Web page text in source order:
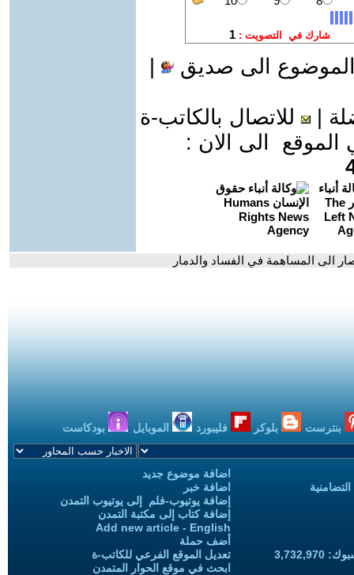
الى صديق
للاتصال بالكاتب-ة
الى الان :
الى المساهمة في الفساد والدمار
بنترست بلوكر فليبورد الموبايل بودكاست
اضافة موضوع جديد
اضافة خبر
إضافة يوتيوب-فلم إلى يوتيوب التمدن
إضافة كتاب إلى مكتبة التمدن
Add new article - English
أضف حملة
تعديل الموقع الفرعي للكاتب-ة
ابحث في موقع الحوار المتمدن